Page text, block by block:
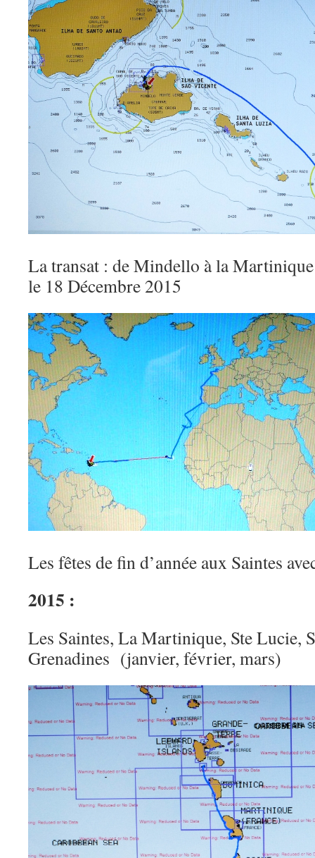
La transat : de Mindello à la
le 18 Décembre 2015
Les fêtes de fin d’année aux Saintes
2015 :
Les Saintes, La Martinique, Ste Lucie,
Grenadines (janvier, février, mars)